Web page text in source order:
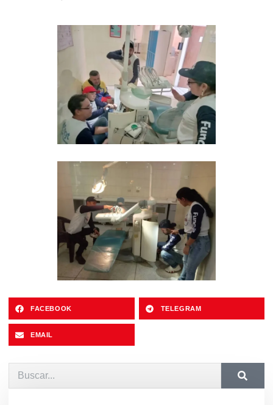
FACEBOOK TELEGRAM
EMAIL